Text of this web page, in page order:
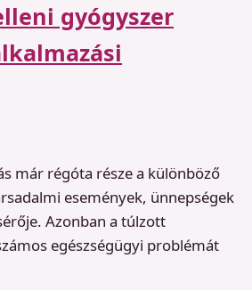
gyógyszer
már régóta része a különböző
események, ünnepségek
Azonban a túlzott
egészségügyi problémát